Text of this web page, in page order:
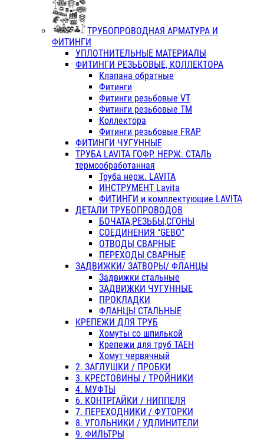
ТРУБОПРОВОДНАЯ АРМАТУРА И
ФИТИНГИ
УПЛОТНИТЕЛЬНЫЕ МАТЕРИАЛЫ
ФИТИНГИ РЕЗЬБОВЫЕ, КОЛЛЕКТОРА
Клапана обратные
Фитинги
Фитинги резьбовые VT
Фитинги резьбовые ТМ
Коллектора
Фитинги резьбовые FRAP
ФИТИНГИ ЧУГУННЫЕ
ТРУБА LAVITA ГОФР. НЕРЖ. СТАЛЬ
термообработанная
Труба нерж. LAVITA
ИНСТРУМЕНТ Lavita
ФИТИНГИ и комплектующие LAVITA
ДЕТАЛИ ТРУБОПРОВОДОВ
БОЧАТА,РЕЗЬБЫ,СГОНЫ
СОЕДИНЕНИЯ "GEBO"
ОТВОДЫ СВАРНЫЕ
ПЕРЕХОДЫ СВАРНЫЕ
ЗАДВИЖКИ/ ЗАТВОРЫ/ ФЛАНЦЫ
Задвижки стальные
ЗАДВИЖКИ ЧУГУННЫЕ
ПРОКЛАДКИ
ФЛАНЦЫ СТАЛЬНЫЕ
КРЕПЕЖИ ДЛЯ ТРУБ
Хомуты со шпилькой
Крепежи для труб ТАЕН
Хомут червячный
2. ЗАГЛУШКИ / ПРОБКИ
3. КРЕСТОВИНЫ / ТРОЙНИКИ
4. МУФТЫ
6. КОНТРГАЙКИ / НИППЕЛЯ
7. ПЕРЕХОДНИКИ / ФУТОРКИ
8. УГОЛЬНИКИ / УДЛИНИТЕЛИ
9. ФИЛЬТРЫ